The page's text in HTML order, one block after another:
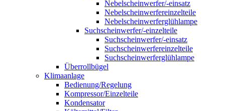
Nebelscheinwerfer/-einsatz
Nebelscheinwerfereinzelteile
Nebelscheinwerferglühlampe
Suchscheinwerfer/-einzelteile
Suchscheinwerfer/-einsatz
Suchscheinwerfereinzelteile
Suchscheinwerferglühlampe
Überrollbügel
Klimaanlage
Bedienung/Regelung
Kompressor/Einzelteile
Kondensator